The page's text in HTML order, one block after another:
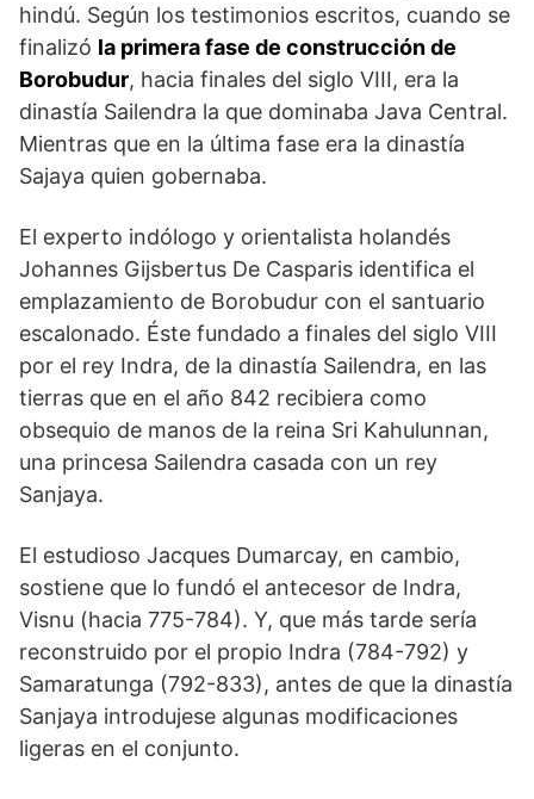
hindú. Según los testimonios escritos, cuando se
finalizó la primera fase de construcción de
Borobudur, hacia finales del siglo VIII, era la
dinastía Sailendra la que dominaba Java Central.
Mien­tras que en la última fase era la dinastía
Sajaya quien gobernaba.
El experto indólogo y orientalista holandés
Johannes Gijsbertus De Casparis identifica el
emplazamiento de Borobu­dur con el santuario
escalonado. Éste fundado a finales del siglo VIII
por el rey Indra, de la dinastía Sailendra, en las
tierras que en el año 842 recibiera como
obsequio de manos de la reina Sri Kahulunnan,
una princesa Sailendra casada con un rey
Sanjaya.
El estudioso Jacques Dumarcay, en cambio,
sostiene que lo fundó el antecesor de Indra,
Visnu (hacia 775-784). Y, que más tarde sería
reconstruido por el propio Indra (784-792) y
Samaratunga (792-833), antes de que la dinastía
Sanjaya introdujese algunas modificaciones
ligeras en el con­junto.